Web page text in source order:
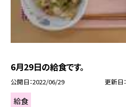
6月29日の給食です。
公開日 2022/06/29 更新日
給食